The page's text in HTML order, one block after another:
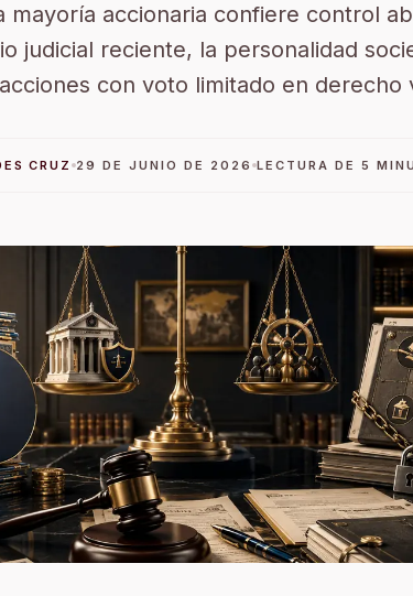
mayoría accionaria confiere control
judicial reciente, la personalidad
con voto limitado en derecho
CRUZ 29 DE JUNIO DE 2026 LECTURA DE 5